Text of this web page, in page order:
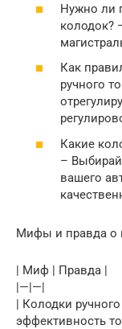
Нужно ли
колодок?
Как
ручного
Какие
–
вашего
Мифы и правда о
| Миф | Правда |
|—|—|
| Колодки
эффективность